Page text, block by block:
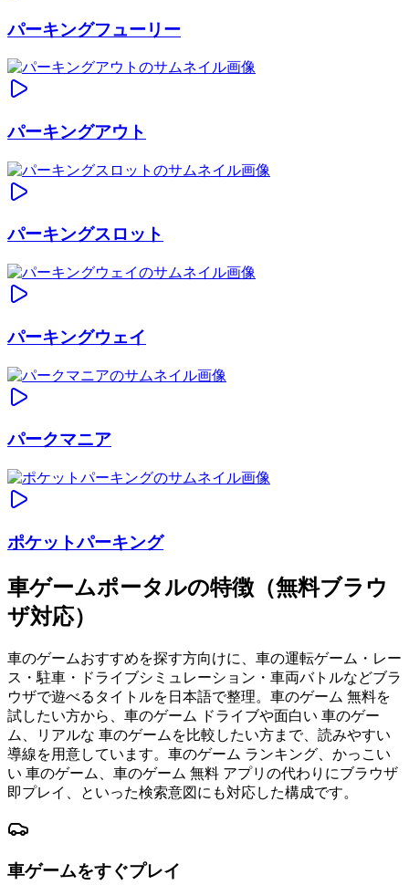
パーキングフューリー
パーキングアウト
パーキングスロット
パーキングウェイ
パークマニア
ポケットパーキング
車ゲームポータルの特徴（無料ブラウ
ザ対応）
車のゲームおすすめを探す方向けに、車の運転ゲーム・レー
ス・駐車・ドライブシミュレーション・車両バトルなどブラ
ウザで遊べるタイトルを日本語で整理。車のゲーム 無料を
試したい方から、車のゲーム ドライブや面白い 車のゲー
ム、リアルな 車のゲームを比較したい方まで、読みやすい
導線を用意しています。車のゲーム ランキング、かっこい
い 車のゲーム、車のゲーム 無料 アプリの代わりにブラウザ
即プレイ、といった検索意図にも対応した構成です。
車ゲームをすぐプレイ